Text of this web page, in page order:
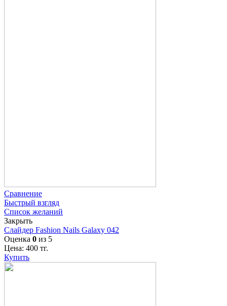
Сравнение
Быстрый взгляд
Список желаний
Закрыть
Слайдер Fashion Nails Galaxy 042
Оценка 0 из 5
Цена: 400 тг.
Купить